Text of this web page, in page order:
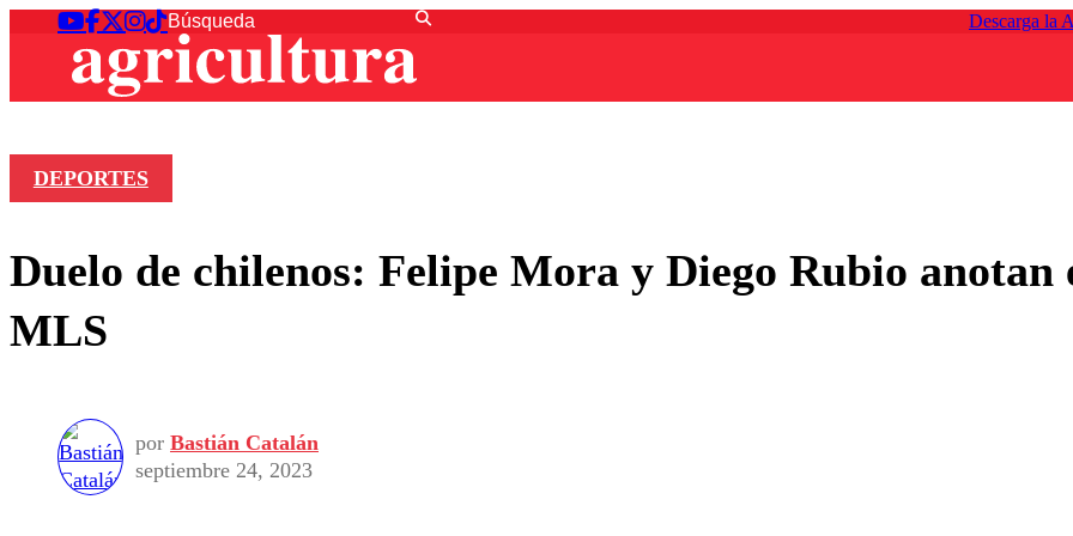
Descarga la
DEPORTES
Duelo de chilenos: Felipe Mora y Diego Rubio anotan
MLS
por Bastián Catalán
septiembre 24, 2023